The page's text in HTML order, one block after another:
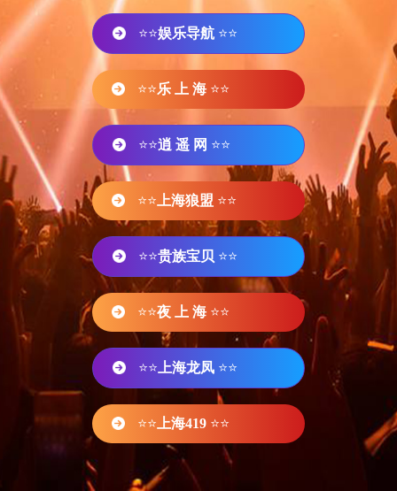
⭐⭐娱乐导航 ⭐⭐
⭐⭐乐 上 海 ⭐⭐
⭐⭐逍 遥 网 ⭐⭐
⭐⭐ 上海狼盟 ⭐⭐
⭐⭐贵族宝贝 ⭐⭐
⭐⭐夜 上 海 ⭐⭐
⭐⭐ 上海龙凤 ⭐⭐
⭐⭐ 上海419 ⭐⭐